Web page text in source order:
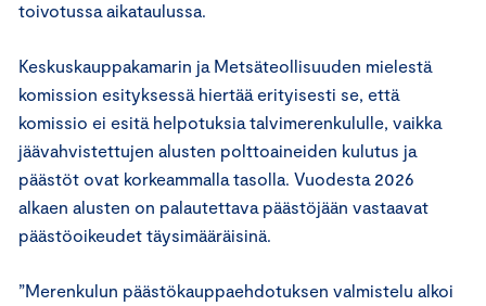
toivotussa aikataulussa.
Keskuskauppakamarin ja Metsäteollisuuden mielestä
komission esityksessä hiertää erityisesti se, että
komissio ei esitä helpotuksia talvimerenkululle, vaikka
jäävahvistettujen alusten polttoaineiden kulutus ja
päästöt ovat korkeammalla tasolla. Vuodesta 2026
alkaen alusten on palautettava päästöjään vastaavat
päästöoikeudet täysimääräisinä.
”Merenkulun päästökauppaehdotuksen valmistelu alkoi